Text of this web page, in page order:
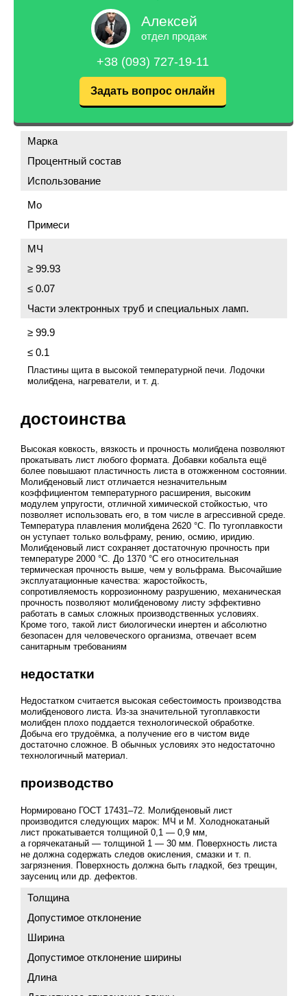
Алексей
отдел продаж
+38 (093) 727-19-11
Задать вопрос онлайн
достоинства
Высокая ковкость, вязкость и прочность молибдена позволяют
прокатывать лист любого формата. Добавки кобальта ещё
более повышают пластичность листа в отожженном состоянии.
Молибденовый лист отличается незначительным
коэффициентом температурного расширения, высоким
модулем упругости, отличной химической стойкостью, что
позволяет использовать его, в том числе в агрессивной среде.
Температура плавления молибдена 2620 °C. По тугоплавкости
он уступает только вольфраму, рению, осмию, иридию.
Молибденовый лист сохраняет достаточную прочность при
температуре 2000 °C. До 1370 °C его относительная
термическая прочность выше, чем у вольфрама. Высочайшие
эксплуатационные качества: жаростойкость,
сопротивляемость коррозионному разрушению, механическая
прочность позволяют молибденовому листу эффективно
работать в самых сложных производственных условиях.
Кроме того, такой лист биологически инертен и абсолютно
безопасен для человеческого организма, отвечает всем
санитарным требованиям
недостатки
Недостатком считается высокая себестоимость производства
молибденового листа. Из-за значительной тугоплавкости
молибден плохо поддается технологической обработке.
Добыча его трудоёмка, а получение его в чистом виде
достаточно сложное. В обычных условиях это недостаточно
технологичный материал.
производство
Нормировано ГОСТ 17431–72. Молибденовый лист
производится следующих марок: МЧ и М. Холоднокатаный
лист прокатывается толщиной 0,1 — 0,9 мм,
а горячекатаный — толщиной 1 — 30 мм. Поверхность листа
не должна содержать следов окисления, смазки и т. п.
загрязнения. Поверхность должна быть гладкой, без трещин,
заусениц или др. дефектов.
Толщина
Допустимое отклонение
Ширина
Допустимое отклонение ширины
Длина
Марка
Процентный состав
Использование
Мо
Примеси
МЧ
≥ 99.93
≤ 0.07
Части электронных труб и специальных ламп.
≥ 99.9
≤ 0.1
Пластины щита в высокой температурной печи. Лодочки
молибдена, нагреватели, и т. д.